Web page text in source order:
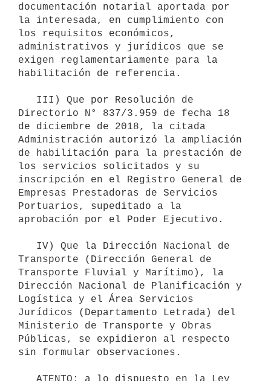
documentación notarial aportada por
la interesada, en cumplimiento con
los requisitos económicos,
administrativos y jurídicos que se
exigen reglamentariamente para la
habilitación de referencia.
Directorio N° 837/3.959 de fecha 18
de diciembre de 2018, la citada
Administración autorizó la ampliación
de habilitación para la prestación de
los servicios solicitados y su
inscripción en el Registro General de
Empresas Prestadoras de Servicios
Portuarios, supeditado a la
aprobación por el Poder Ejecutivo.
Transporte (Dirección General de
Transporte Fluvial y Marítimo), la
Dirección Nacional de Planificación y
Logística y el Área Servicios
Jurídicos (Departamento Letrada) del
Ministerio de Transporte y Obras
Públicas, se expidieron al respecto
sin formular observaciones.